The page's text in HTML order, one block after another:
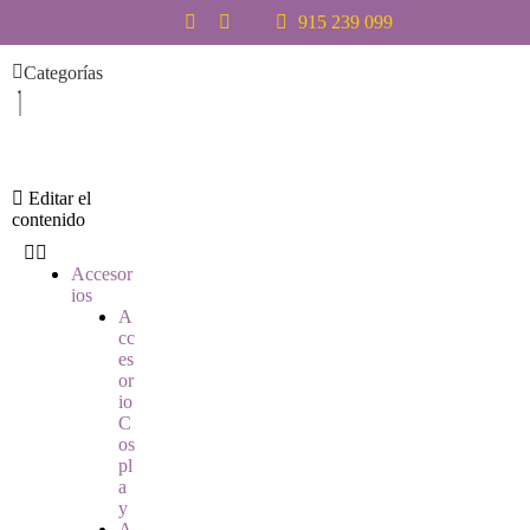
a
l
t
c
o
t
915 239 099
Categorías
Editar el
contenido
Accesor
ios
A
cc
es
or
io
C
os
pl
a
y